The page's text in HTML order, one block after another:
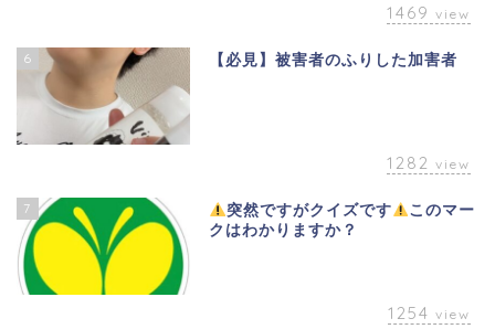
1469 view
6 【必見】被害者のふりした加害者
1282 view
7 突然ですがクイズです
このマー
クはわかりますか？
1254 view